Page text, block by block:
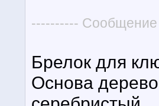
---------- Сообщение
Брелок для
Основа